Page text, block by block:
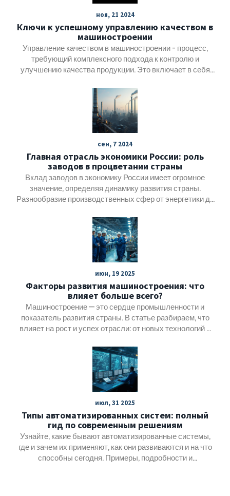
способствует развитию различных секторов, от
машиностроения до пищевой промышленности.
Ключевое внимание уделяется инновациям и
модернизации производства, что позволяет
интегрировать современные технологии и повысить
конкурентоспособность на международной арене.
ноя, 21 2024
Ключи к успешному управлению качеством в
машиностроении
Управление качеством в машиностроении - процесс,
требующий комплексного подхода к контролю и
улучшению качества продукции. Это включает в себя
технологий и постоянный мониторинг производственных
процессов. Также важно учитывать человеческий
фактор и обучать персонал. Применение
всеобъемлющих стратегий позволяет компаниям не
только поддерживать высокий уровень продукции, но и
повышать конкурентоспособность на рынке. В статье
рассматриваются ключевые аспекты и методы, которые
помогут в достижении этих целей.
сен, 7 2024
Главная отрасль экономики России: роль
заводов в процветании страны
Вклад заводов в экономику России имеет огромное
значение, определяя динамику развития страны.
Разнообразие производственных сфер от энергетики до
Современные технологии и инновации также играют
важную роль, поддерживая конкурентоспособность на
международной арене. Узнайте, какие отрасли лидируют
в России и какие факторы влияют на их развитие.
июн, 19 2025
Факторы развития машиностроения: что
влияет больше всего?
Машиностроение — это сердце промышленности и
показатель развития страны. В статье разбираем, что
влияет на рост и успех отрасли: от новых технологий и
Показываю реальные примеры, рассказываю о
современных трендах, объясняю, с какими трудностями
сталкивается индустрия. Кто и что двигает
машиностроение вперёд в России и мире – читайте в
материале. Всё просто, по делу и на примерах.
июл, 31 2025
Типы автоматизированных систем: полный
гид по современным решениям
Узнайте, какие бывают автоматизированные системы,
где и зачем их применяют, как они развиваются и на что
способны сегодня. Примеры, подробности и